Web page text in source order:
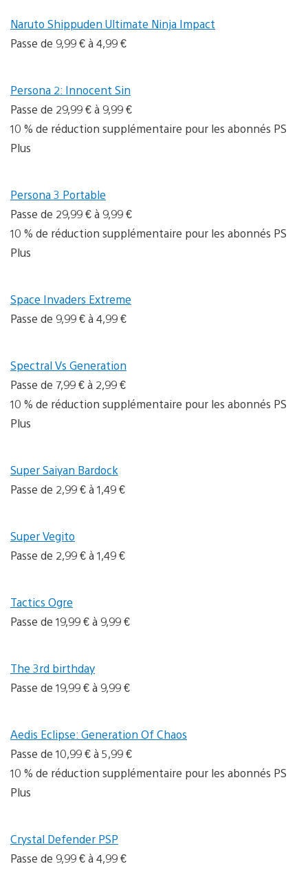
Naruto Shippuden Ultimate Ninja Impact
Passe de 9,99 € à 4,99 €
Persona 2: Innocent Sin
Passe de 29,99 € à 9,99 €
10 % de réduction supplémentaire pour les abonnés PS
Plus
Persona 3 Portable
Passe de 29,99 € à 9,99 €
10 % de réduction supplémentaire pour les abonnés PS
Plus
Space Invaders Extreme
Passe de 9,99 € à 4,99 €
Spectral Vs Generation
Passe de 7,99 € à 2,99 €
10 % de réduction supplémentaire pour les abonnés PS
Plus
Super Saiyan Bardock
Passe de 2,99 € à 1,49 €
Super Vegito
Passe de 2,99 € à 1,49 €
Tactics Ogre
Passe de 19,99 € à 9,99 €
The 3rd birthday
Passe de 19,99 € à 9,99 €
Aedis Eclipse: Generation Of Chaos
Passe de 10,99 € à 5,99 €
10 % de réduction supplémentaire pour les abonnés PS
Plus
Crystal Defender PSP
Passe de 9,99 € à 4,99 €